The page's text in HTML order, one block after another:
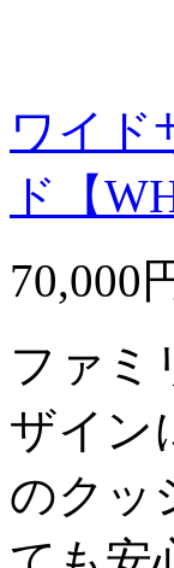
ワイド
ド【
70,000
ファミ
ザイン
のクッ